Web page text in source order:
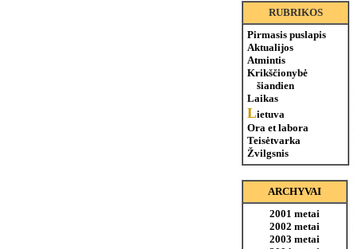
RUBRIKOS
Pirmasis puslapis
Aktualijos
Atmintis
Krikščionybė
šiandien
Laikas
Lietuva
Ora et labora
Teisėtvarka
Žvilgsnis
ARCHYVAI
2001 metai
2002 metai
2003 metai